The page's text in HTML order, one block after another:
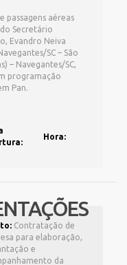
passagens aéreas
Secretário
Evandro Neiva
SC – São
– Navegantes/SC,
programação
Pan.
Hora:
Contratação de
para elaboração,
e
da